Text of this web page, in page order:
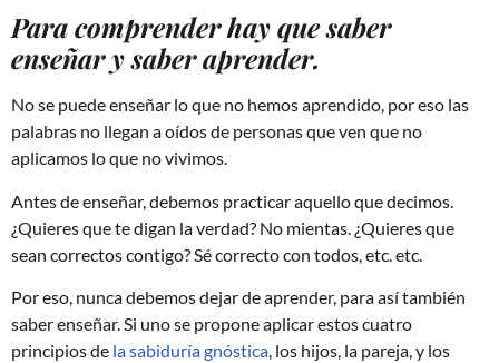
Para comprender hay que saber
enseñar y saber aprender.
No se puede enseñar lo que no hemos aprendido, por eso las
palabras no llegan a oídos de personas que ven que no
aplicamos lo que no vivimos.
Antes de enseñar, debemos practicar aquello que decimos.
¿Quieres que te digan la verdad? No mientas. ¿Quieres que
sean correctos contigo? Sé correcto con todos, etc. etc.
Por eso, nunca debemos dejar de aprender, para así también
saber enseñar. Si uno se propone aplicar estos cuatro
principios de la sabiduría gnóstica, los hijos, la pareja, y los